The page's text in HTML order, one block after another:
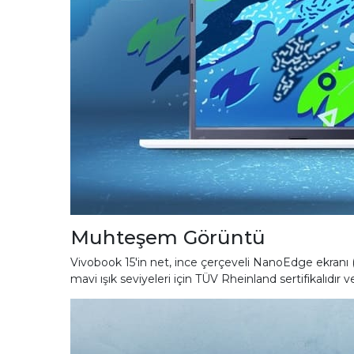
Muhteşem Görüntü
Vivobook 15'in net, ince çerçeveli NanoEdge
mavi ışık seviyeleri için TÜV Rheinland sertifikalıdır